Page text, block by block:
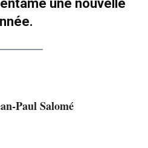
une nouvelle
Paul Salomé